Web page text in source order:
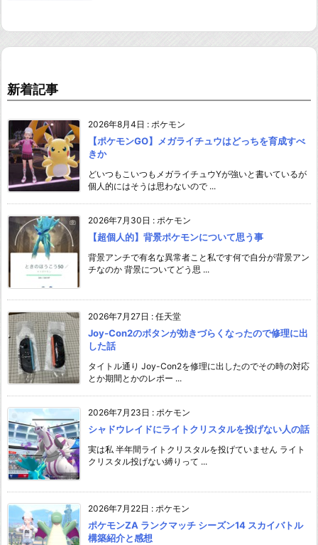
新着記事
2026年8月4日 : ポケモン
【ポケモンGO】メガライチュウはどっちを育成すべ
きか
どいつもこいつもメガライチュウYが強いと書いているが
個人的にはそうは思わないので ...
2026年7月30日 : ポケモン
【超個人的】背景ポケモンについて思う事
背景アンチで有名な異常者こと私です何で自分が背景アン
チなのか 背景についてどう思 ...
2026年7月27日 : 任天堂
Joy-Con2のボタンが効きづらくなったので修理に出
した話
タイトル通り Joy-Con2を修理に出したのでその時の対応
とか期間とかのレポー ...
2026年7月23日 : ポケモン
シャドウレイドにライトクリスタルを投げない人の話
実は私 半年間ライトクリスタルを投げていません ライト
クリスタル投げない縛りって ...
2026年7月22日 : ポケモン
ポケモンZA ランクマッチ シーズン14 スカイバトル
構築紹介と感想